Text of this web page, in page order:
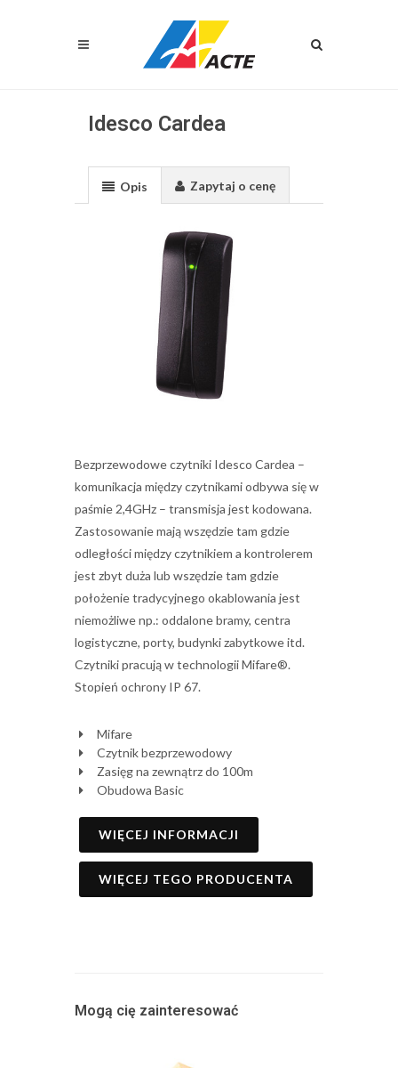
Idesco Cardea
Opis Zapytaj o cenę
Bezprzewodowe czytniki Idesco Cardea –
komunikacja między czytnikami odbywa się w
paśmie 2,4GHz – transmisja jest kodowana.
Zastosowanie mają wszędzie tam gdzie
odległości między czytnikiem a kontrolerem
jest zbyt duża lub wszędzie tam gdzie
położenie tradycyjnego okablowania jest
niemożliwe np.: oddalone bramy, centra
logistyczne, porty, budynki zabytkowe itd.
Czytniki pracują w technologii Mifare®.
Stopień ochrony IP 67.
Mifare
Czytnik bezprzewodowy
Zasięg na zewnątrz do 100m
Obudowa Basic
WIĘCEJ INFORMACJI
WIĘCEJ TEGO PRODUCENTA
Mogą cię zainteresować